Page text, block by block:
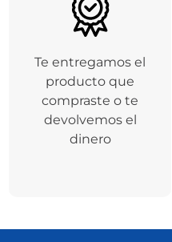
Te entregamos el
producto que
compraste o te
devolvemos el
dinero